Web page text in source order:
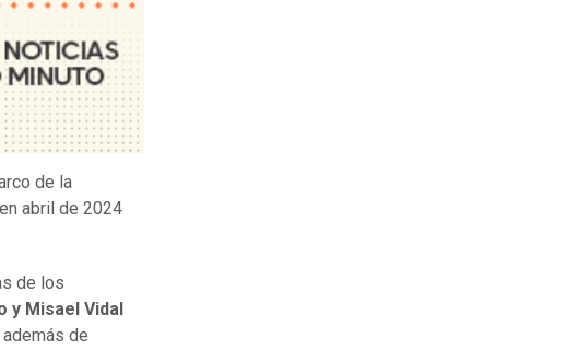
de la
abril de 2024
de los
Misael Vidal
de